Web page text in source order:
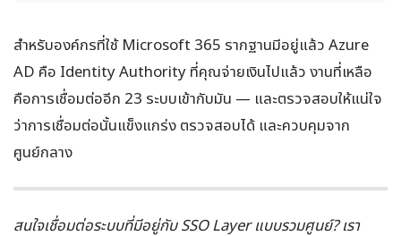
สำหรับองค์กรที่ใช้ Microsoft 365 รากฐานมีอยู่แล้ว Azure
AD คือ Identity Authority ที่คุณจ่ายเงินไปแล้ว งานที่เหลือ
คือการเชื่อมต่ออีก 23 ระบบเข้ากับมัน — และตรวจสอบให้แน่ใจ
ว่าการเชื่อมต่อนั้นแข็งแกร่ง ตรวจสอบได้ และควบคุมจาก
ศูนย์กลาง
สนใจเชื่อมต่อระบบที่มีอยู่กับ SSO Layer แบบรวมศูนย์? เรา